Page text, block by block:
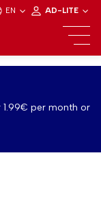
EN AD-LITE
1.99€ per month or